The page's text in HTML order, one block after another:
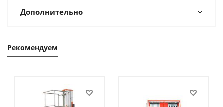
Дополнительно
Рекомендуем